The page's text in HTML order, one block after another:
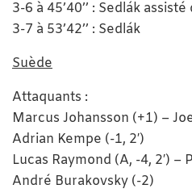
3-6 à 45’40’’ : Sedlák
3-7 à 53’42’’ : Sedlák
Suède
Attaquants :
Marcus Johansson (+1) –
Adrian Kempe (-1, 2′)
Lucas Raymond (A, -4, 2′)
André Burakovsky (-2)